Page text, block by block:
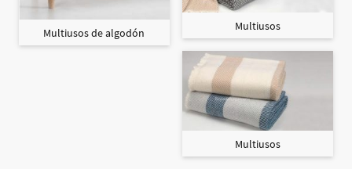
Multiusos de algodón Multiusos
Multiusos